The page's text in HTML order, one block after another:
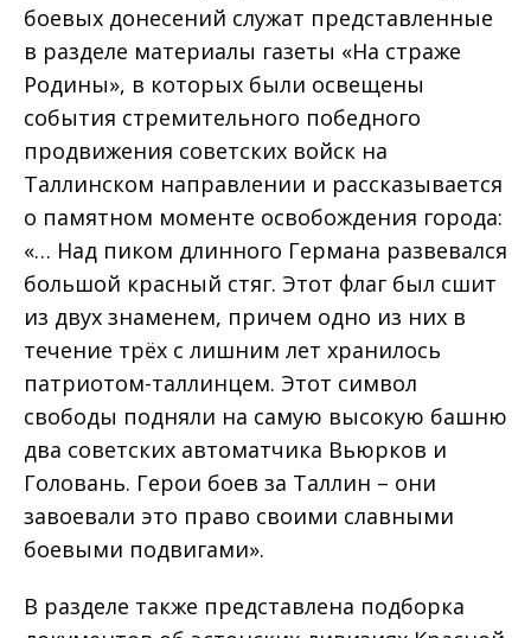
боевых донесений служат представленные
в разделе материалы газеты «На страже
Родины», в которых были освещены
события стремительного победного
продвижения советских войск на
Таллинском направлении и рассказывается
о памятном моменте освобождения города:
«… Над пиком длинного Германа развевался
большой красный стяг. Этот флаг был сшит
из двух знаменем, причем одно из них в
течение трёх с лишним лет хранилось
патриотом-таллинцем. Этот символ
свободы подняли на самую высокую башню
два советских автоматчика Вьюрков и
Головань. Герои боев за Таллин – они
завоевали это право своими славными
боевыми подвигами».
В разделе также представлена подборка